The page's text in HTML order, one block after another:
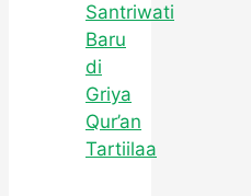
Santriwati
Baru
di
Griya
Qur’an
Tartiilaa